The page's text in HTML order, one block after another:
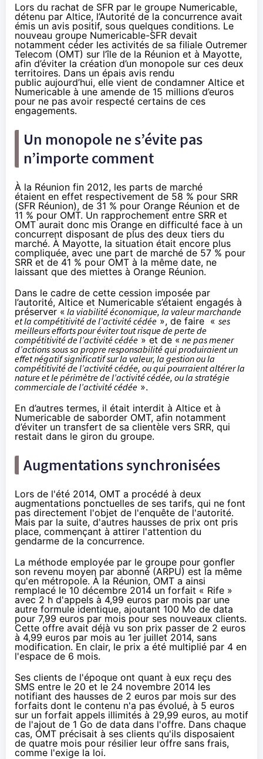
Lors du rachat de SFR par le groupe Numericable,
détenu par Altice, l’Autorité de la concurrence avait
émis un avis positif, sous quelques conditions. Le
nouveau groupe Numericable-SFR devait
notamment céder les activités de sa filiale Outremer
Telecom (OMT) sur l’île de la Réunion et à Mayotte,
afin d’éviter la création d’un monopole sur ces deux
territoires. Dans un épais avis rendu
public aujourd’hui, elle vient de condamner Altice et
Numericable à une amende de 15 millions d’euros
pour ne pas avoir respecté certains de ces
engagements.
Un monopole ne s’évite pas
n’importe comment
À la Réunion fin 2012, les parts de marché
étaient en effet respectivement de 58 % pour SRR
(SFR Réunion), de 31 % pour Orange Réunion et de
11 % pour OMT. Un rapprochement entre SRR et
OMT aurait donc mis Orange en difficulté face à un
concurrent disposant de plus des deux tiers du
marché. À Mayotte, la situation était encore plus
compliquée, avec une part de marché de 57 % pour
SRR et de 41 % pour OMT à la même date, ne
laissant que des miettes à Orange Réunion.
Dans le cadre de cette cession imposée par
l’autorité, Altice et Numericable s’étaient engagés à
préserver « la viabilité économique, la valeur marchande
et la compétitivité de l’activité cédée», de faire « ses
meilleurs efforts pour éviter tout risque de perte de
compétitivité de l’activité cédée » et de « ne pas mener
d’actions sous sa propre responsabilité qui produiraient un
effet négatif significatif sur la valeur, la gestion ou la
compétitivité de l’activité cédée, ou qui pourraient altérer la
nature et le périmètre de l’activité cédée, ou la stratégie
commerciale de l’activité cédée ».
En d’autres termes, il était interdit à Altice et à
Numericable de saborder OMT, afin notamment
d’éviter un transfert de sa clientèle vers SRR, qui
restait dans le giron du groupe.
Augmentations synchronisées
Lors de l'été 2014, OMT a procédé à deux
augmentations ponctuelles de ses tarifs, qui ne font
pas directement l'objet de l'enquête de l'autorité.
Mais par la suite, d'autres hausses de prix ont pris
place, commençant à attirer l'attention du
gendarme de la concurrence.
La méthode employée par le groupe pour gonfler
son revenu moyen par abonné (ARPU) est la même
qu'en métropole. À la Réunion, OMT a ainsi
remplacé le 10 décembre 2014 un forfait « Rife »
avec 2 h d'appels à 4,99 euros par mois par une
autre formule identique, ajoutant 100 Mo de data
pour 7,99 euros par mois pour ses nouveaux clients.
Cette offre avait déjà vu son prix passer de 2 euros
à 4,99 euros par mois au 1er juillet 2014, sans
modification. En clair, le prix a été multiplié par 4 en
l'espace de 6 mois.
Ses clients de l'époque ont quant à eux reçu des
SMS entre le 20 et le 24 novembre 2014 les
notifiant des hausses de 2 euros par mois sur des
forfaits dont le contenu n'a pas évolué, à 5 euros
sur un forfait appels illimités à 29,99 euros, au motif
de l'ajout de 1 Go de data dans l'offre. Dans chaque
cas, OMT précisait à ses clients qu'ils disposaient
de quatre mois pour résilier leur offre sans frais,
comme l'exige la loi.